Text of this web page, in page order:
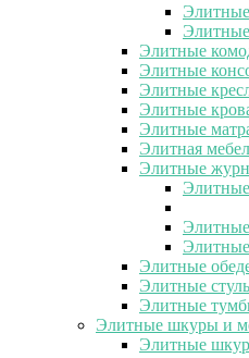
Элитные
Элитные
Элитные
Элитные
Элитные
Элитная
Элитные
Элитные
Элитные
Элитные
Элитные шкуры и
Элитные